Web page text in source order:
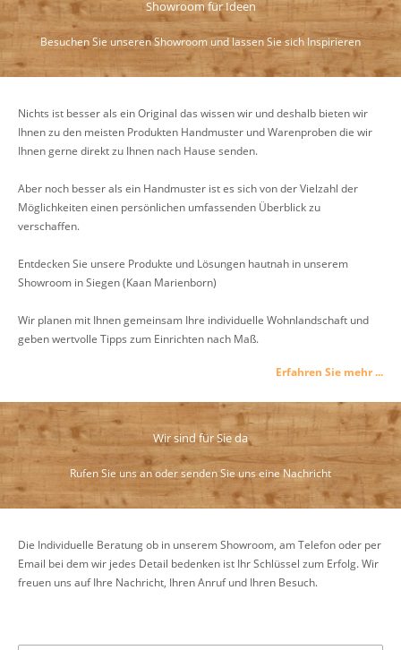
Showroom für Ideen
Besuchen Sie unseren Showroom und lassen Sie sich Inspirieren
Nichts ist besser als ein Original das wissen wir und deshalb bieten wir
Ihnen zu den meisten Produkten Handmuster und Warenproben die wir
Ihnen gerne direkt zu Ihnen nach Hause senden.
Aber noch besser als ein Handmuster ist es sich von der Vielzahl der
Möglichkeiten einen persönlichen umfassenden Überblick zu
verschaffen.
Entdecken Sie unsere Produkte und Lösungen hautnah in unserem
Showroom in Siegen (Kaan Marienborn)
Wir planen mit Ihnen gemeinsam Ihre individuelle Wohnlandschaft und
geben wertvolle Tipps zum Einrichten nach Maß.
Erfahren Sie mehr ...
Wir sind für Sie da
Rufen Sie uns an oder senden Sie uns eine Nachricht
Die Individuelle Beratung ob in unserem Showroom, am Telefon oder per
Email bei dem wir jedes Detail bedenken ist Ihr Schlüssel zum Erfolg. Wir
freuen uns auf Ihre Nachricht, Ihren Anruf und Ihren Besuch.